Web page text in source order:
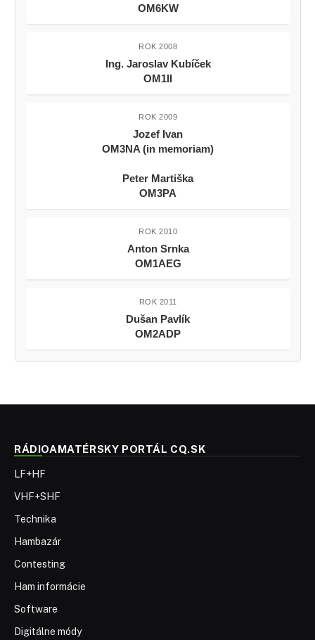
OM6KW
ROK 2008
Ing. Jaroslav Kubíček
OM1II
ROK 2009
Jozef Ivan
OM3NA (in memoriam)
Peter Martiška
OM3PA
ROK 2010
Anton Srnka
OM1AEG
ROK 2011
Dušan Pavlík
OM2ADP
RÁDIOAMATÉRSKY PORTÁL CQ.SK
LF+HF
VHF+SHF
Technika
Hambazár
Contesting
Ham informácie
Software
Digitálne módy